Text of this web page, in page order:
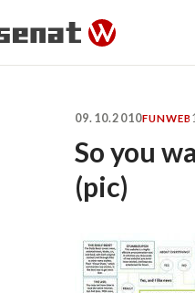
09.10.2010FUNWEB
So you
(pic)